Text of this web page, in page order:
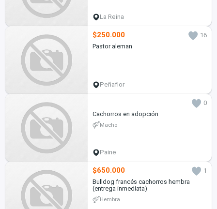
La Reina
$250.000
16
Pastor aleman
Peñaflor
0
Cachorros en adopción
Macho
Paine
$650.000
1
Bulldog francés cachorros hembra
(entrega inmediata)
Hembra